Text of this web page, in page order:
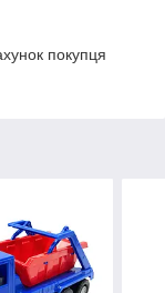
покупця